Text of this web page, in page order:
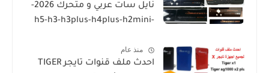
نايل سات عربي و متحرك 2026-
h5-h3-h3plus-h4plus-h2mini-
sat20000
منذ عام
احدث ملف قنوات تايجر TIGER